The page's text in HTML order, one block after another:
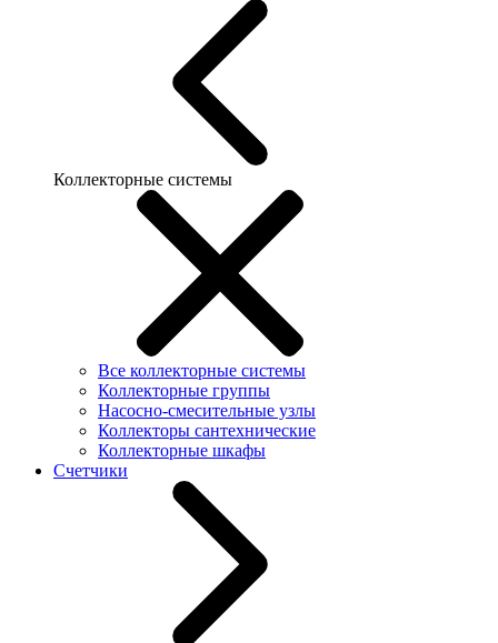
Коллекторные системы
Все коллекторные системы
Коллекторные группы
Насосно-смесительные узлы
Коллекторы сантехнические
Коллекторные шкафы
Счетчики